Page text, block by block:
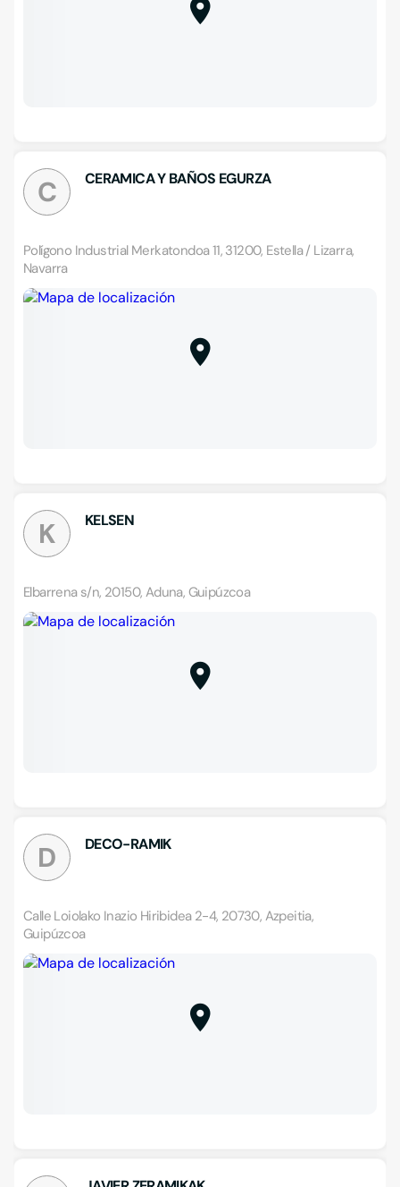
C CERAMICA Y BAÑOS EGURZA
Polígono Industrial Merkatondoa 11, 31200, Estella / Lizarra,
Navarra
K KELSEN
Elbarrena s/n, 20150, Aduna, Guipúzcoa
D DECO-RAMIK
Calle Loiolako Inazio Hiribidea 2-4, 20730, Azpeitia,
Guipúzcoa